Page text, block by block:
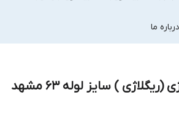
درباره ما
بست رگلاژی (ریگلاژی ) سایز لوله 63 مشهد